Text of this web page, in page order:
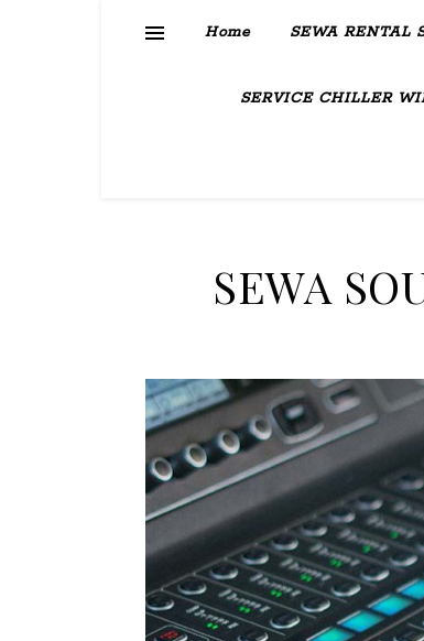
Home SEWA RENTAL
SERVICE CHILLER
SEWA